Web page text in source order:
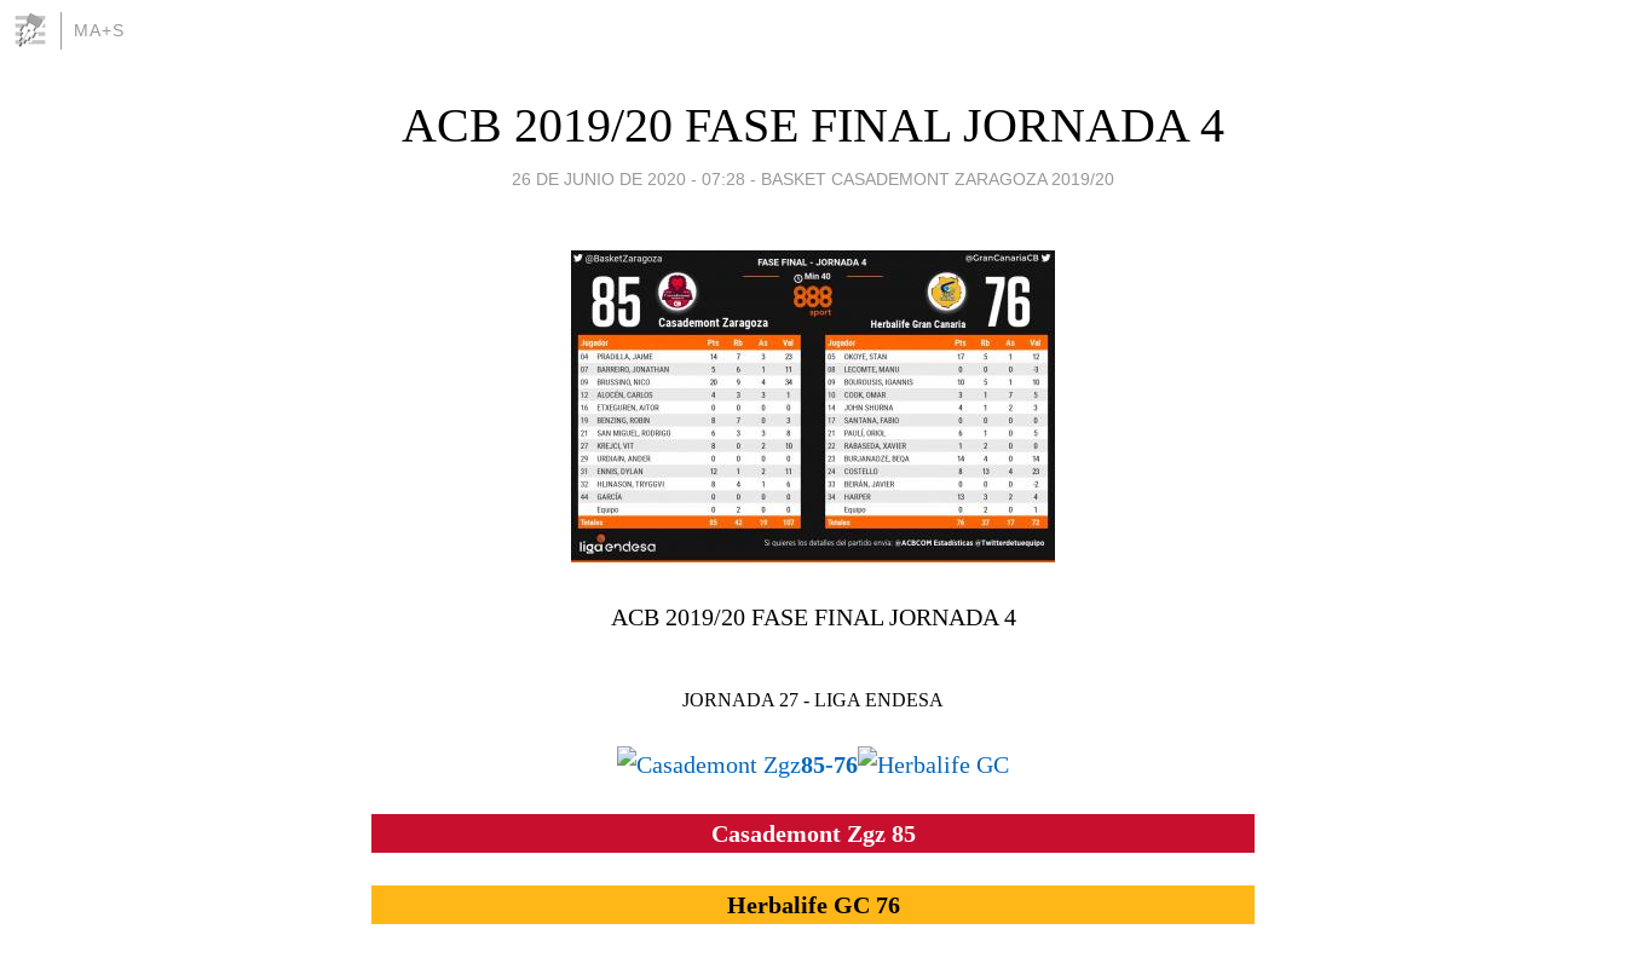
MA+S
ACB 2019/20 FASE FINAL JORNADA 4
26 DE JUNIO DE 2020 - 07:28 - BASKET CASADEMONT ZARAGOZA 2019/20
ACB 2019/20 FASE FINAL JORNADA 4
JORNADA 27 - LIGA ENDESA
85-76
Casademont Zgz 85
Herbalife GC 76